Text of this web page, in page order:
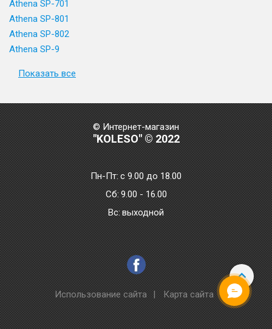
Athena SP-701
Athena SP-801
Athena SP-802
Athena SP-9
Показать все
© Интернет-магазин
"KOLESO" © 2022
Пн-Пт:с 9.00 до 18.00
Сб: 9.00 - 16.00
Bc: выходной
Использование сайта | Карта сайта